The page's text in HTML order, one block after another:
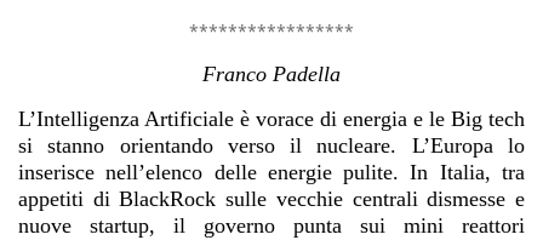
*****************
Franco Padella
L’Intelligenza Artificiale è vorace di energia e le Big tech
si stanno orientando verso il nucleare. L’Europa lo
inserisce nell’elenco delle energie pulite. In Italia, tra
appetiti di BlackRock sulle vecchie centrali dismesse e
nuove startup, il governo punta sui mini reattori